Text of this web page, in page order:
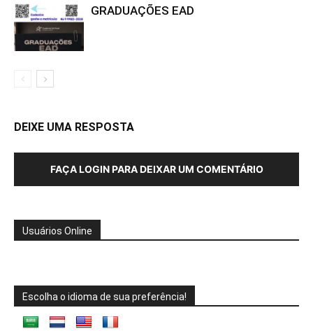
GRADUAÇÕES EAD
DEIXE UMA RESPOSTA
FAÇA LOGIN PARA DEIXAR UM COMENTÁRIO
Usuários Online
Escolha o idioma de sua preferência!